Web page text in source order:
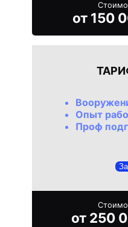
от 150
Опыт
Проф
от 250